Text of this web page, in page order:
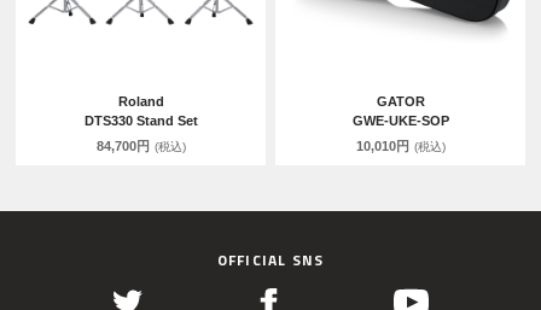
Roland
DTS330 Stand Set
84,700円 (税込)
GATOR
GWE-UKE-SOP
10,010円 (税込)
OFFICIAL SNS